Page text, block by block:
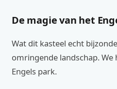
De magie van het
Wat dit kasteel echt
omringende landschap. We
Engels park.